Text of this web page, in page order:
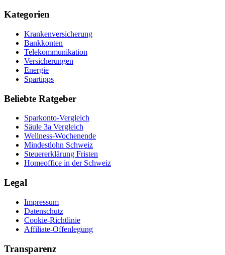
Kategorien
Krankenversicherung
Bankkonten
Telekommunikation
Versicherungen
Energie
Spartipps
Beliebte Ratgeber
Sparkonto-Vergleich
Säule 3a Vergleich
Wellness-Wochenende
Mindestlohn Schweiz
Steuererklärung Fristen
Homeoffice in der Schweiz
Legal
Impressum
Datenschutz
Cookie-Richtlinie
Affiliate-Offenlegung
Transparenz